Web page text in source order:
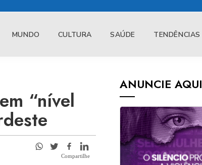
MUNDO CULTURA SAÚDE TENDÊNCIAS
“nível
Compartilhe
ANUNCIE AQUI